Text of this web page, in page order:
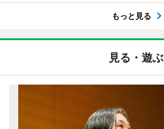
もっと見る
見る・遊ぶ